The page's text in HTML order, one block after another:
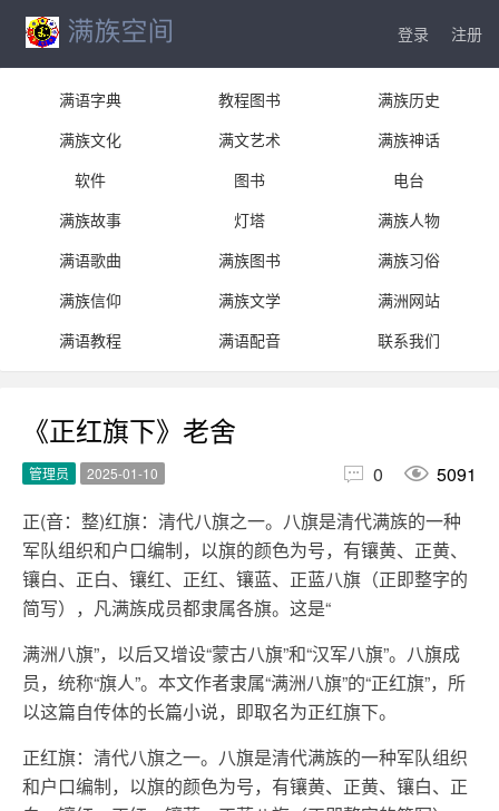
登录 注册
满语字典 教程图书
满族历史
满族文化
满文艺术
满族神话
软件
图书
电台
满族故事
灯塔
满族人物
满语歌曲
满族图书
满族习俗
满族信仰
满族文学
满洲网站
满语教程
满语配音 联系我们
《正红旗下》老舍
管理员 2025-01-10  0  5091
正(音：整)红旗：清代八旗之一。八旗是清代满族的一种
军队组织和户口编制，以旗的颜色为号，有镶黄、正黄、
镶白、正白、镶红、正红、镶蓝、正蓝八旗（正即整字的
简写），凡满族成员都隶属各旗。这是“
满洲八旗”，以后又增设“蒙古八旗”和“汉军八旗”。八旗成
员，统称“旗人”。本文作者隶属“满洲八旗”的“正红旗”，所
以这篇自传体的长篇小说，即取名为正红旗下。
正红旗：清代八旗之一。八旗是清代满族的一种军队组织
和户口编制，以旗的颜色为号，有镶黄、正黄、镶白、正